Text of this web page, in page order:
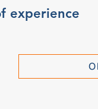
experience